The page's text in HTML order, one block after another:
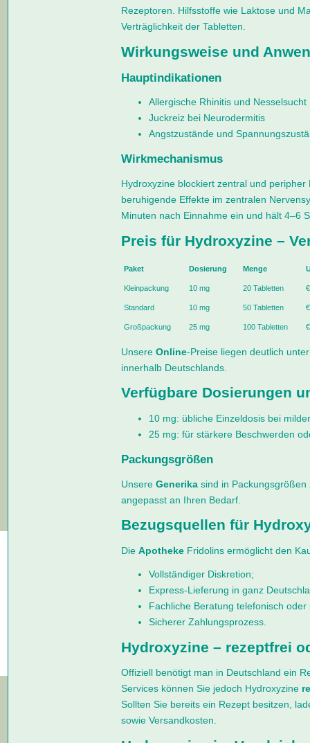
Rezeptoren. Hilfsstoffe wie Laktose und
Verträglichkeit der Tabletten.
Wirkungsweise und
Hauptindikationen
Allergische Rhinitis und Nesselsucht
Juckreiz bei Neurodermitis
Angstzustände und
Wirkmechanismus
Hydroxyzine blockiert zentral und
beruhigende Effekte im zentralen
Minuten nach Einnahme ein und hält 4–6
Preis für Hydroxyzine –
Paket Dosierung Menge
Kleinpackung 10 mg 20 Tabletten
Standard 10 mg 50 Tabletten
Großpackung 25 mg 100 Tabletten
Unsere Online-Preise liegen deutlich
innerhalb Deutschlands.
Verfügbare Dosierungen
10 mg: übliche Einzeldosis bei
25 mg: für stärkere Beschwerden
Packungsgrößen
Unsere Generikasind in Packungsgrößen
angepasst an Ihren Bedarf.
Bezugsquellen für
Die ApothekeFridolins ermöglicht den
Vollständiger Diskretion;
Express-Lieferung in ganz
Fachliche Beratung telefonisch oder
Sicherer Zahlungsprozess.
Hydroxyzine – rezeptfrei
Offiziell benötigt man in Deutschland ein
Services können Sie jedoch Hydroxyzine
Sollten Sie bereits ein Rezept besitzen,
sowie Versandkosten.